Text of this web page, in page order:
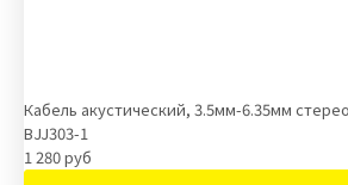
Кабель акустический, 3.5мм-6.35мм
BJJ303-1
1 280 руб